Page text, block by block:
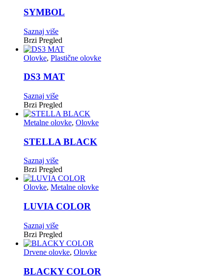
SYMBOL
Saznaj više
Brzi Pregled
Olovke, Plastične olovke
DS3 MAT
Saznaj više
Brzi Pregled
Metalne olovke, Olovke
STELLA BLACK
Saznaj više
Brzi Pregled
Olovke, Metalne olovke
LUVIA COLOR
Saznaj više
Brzi Pregled
Drvene olovke, Olovke
BLACKY COLOR